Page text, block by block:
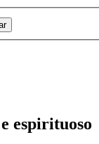
espirituoso